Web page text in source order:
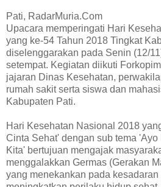
Pati, RadarMuria.Com
Upacara memperingati Hari
yang ke-54 Tahun 2018 Tingkat
diselenggarakan pada Senin (12/
setempat. Kegiatan diikuti
jajaran Dinas Kesehatan,
rumah sakit serta siswa dan
Kabupaten Pati.
Hari Kesehatan Nasional 2018
Cinta Sehat' dengan sub tema
Kita' bertujuan mengajak
menggalakkan Germas (Gerakan
yang menekankan pada